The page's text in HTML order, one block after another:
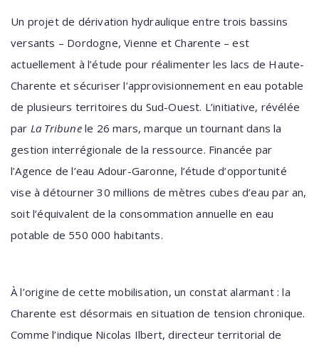
Un projet de dérivation hydraulique entre trois bassins
versants – Dordogne, Vienne et Charente – est
actuellement à l’étude pour réalimenter les lacs de Haute-
Charente et sécuriser l’approvisionnement en eau potable
de plusieurs territoires du Sud-Ouest. L’initiative, révélée
par La Tribunele 26 mars, marque un tournant dans la
gestion interrégionale de la ressource. Financée par
l’Agence de l’eau Adour-Garonne, l’étude d’opportunité
vise à détourner 30 millions de mètres cubes d’eau par an,
soit l’équivalent de la consommation annuelle en eau
potable de 550 000 habitants.
À l’origine de cette mobilisation, un constat alarmant : la
Charente est désormais en situation de tension chronique.
Comme l’indique Nicolas Ilbert, directeur territorial de